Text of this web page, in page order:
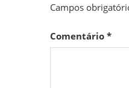
Campos
Comentário *